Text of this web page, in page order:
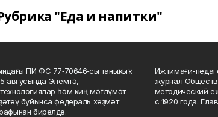
"Еда и напитки"
ПИ ФС 77‑70646‑сы таныҡлыҡ
авгусында Элемтә,
һәм киң мәғлүмәт
буйынса федераль хеҙмәт
бирелде.
Ижтимағи-
журнал
методический
с 1920 года.